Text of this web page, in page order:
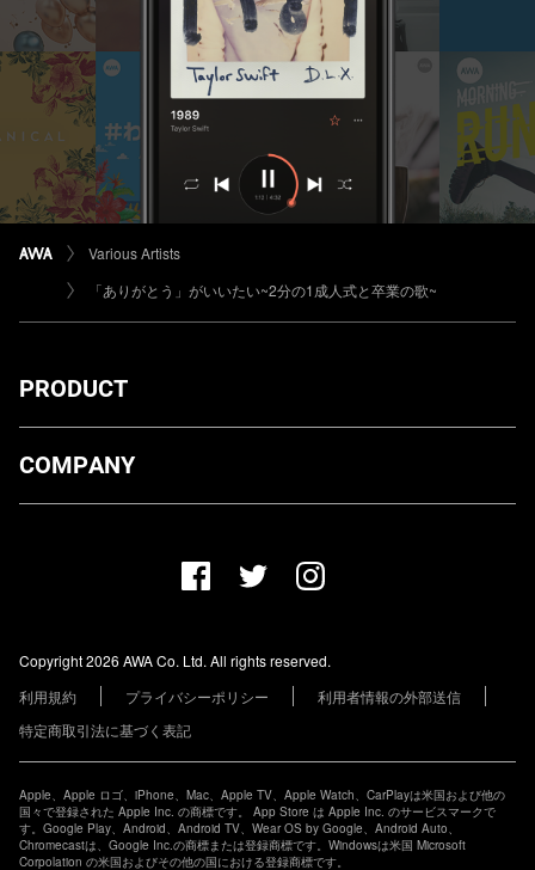
Various Artists
「ありがとう」がいいたい~2分の1成人式と卒業の歌~
PRODUCT
ダウンロード
プランについて
COMPANY
レーベル・アーティストの方
その他の企業の方
Copyright 2026 AWA Co. Ltd. All rights reserved.
利用規約
プライバシーポリシー
利用者情報の外部送信
特定商取引法に基づく表記
Apple、Apple ロゴ、iPhone、Mac、Apple TV、Apple Watch、CarPlayは米国および他の
国々で登録された Apple Inc. の商標です。 App Store は Apple Inc. のサービスマークで
す。Google Play、Android、Android TV、Wear OS by Google、Android Auto、
Chromecastは、Google Inc.の商標または登録商標です。Windowsは米国 Microsoft
Corpolation の米国およびその他の国における登録商標です。